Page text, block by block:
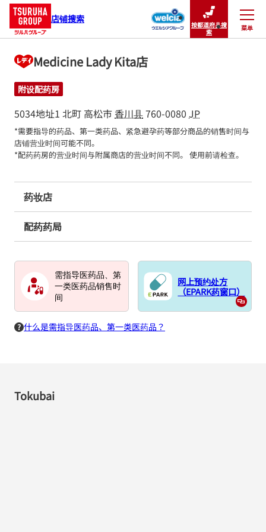
店铺搜索
按都道府县搜
索
菜单
关闭
Medicine Lady Kita店
附设配药房
5034地址1 北町 高松市 香川县760-0080 JP
*需要指导的药品、第一类药品、紧急避孕药等部分商品的销售时间与
店铺营业时间可能不同。
*配药药房的营业时间与附属商店的营业时间不同。 使用前请检查。
药妆店
配药药局
需指导医药品、第
一类医药品销售时
间
网上预约处方
（EPARK药窗口）
什么是需指导医药品、第一类医药品？
Tokubai